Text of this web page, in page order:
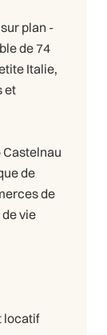
plan -
de 74
Italie,
et
Castelnau
de
de
vie
locatif